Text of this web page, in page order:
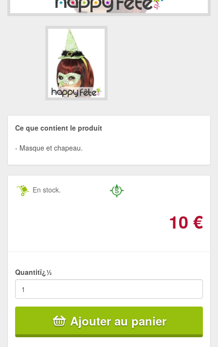
Ce que contient le produit
Masque et chapeau.
En stock.
10 €
Quantitï¿½
Ajouter au panier